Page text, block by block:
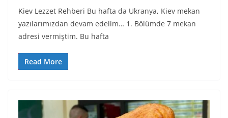
Kiev Lezzet Rehberi Bu hafta da Ukranya, Kiev mekan
yazılarımızdan devam edelim… 1. Bölümde 7 mekan
adresi vermiştim. Bu hafta
Read More